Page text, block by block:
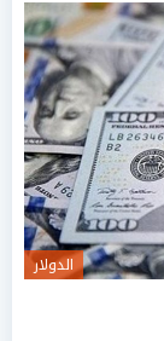
الدولار